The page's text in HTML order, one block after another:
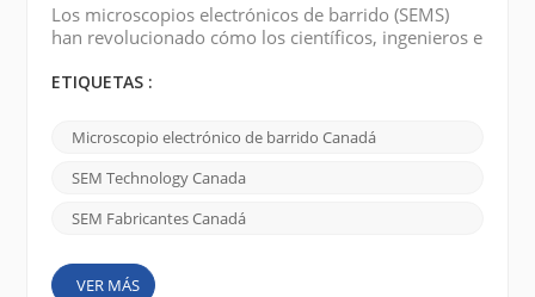
Los microscopios electrónicos de barrido (SEMS)
han revolucionado cómo los científicos, ingenieros e
microscópico. Ya sea que esté trabajando en ciencia
correcto puede proporcionar las imágenes y el
análisis detallados necesarios para avanzar en su
investigación. Si está en Canadá y busca invertir en
ETIQUETAS :
Microscopio electrónico de barrido Canadá
SEM Technology Canada
SEM Fabricantes Canadá
VER MÁS